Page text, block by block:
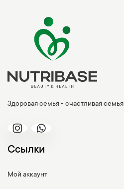
Здоровая семья - счастливая семья
Ссылки
Мой аккаунт